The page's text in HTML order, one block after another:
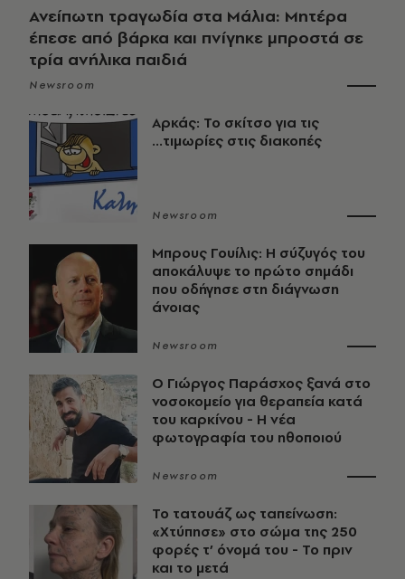
Ανείπωτη τραγωδία στα Μάλια: Μητέρα
έπεσε από βάρκα και πνίγηκε μπροστά σε
τρία ανήλικα παιδιά
Newsroom
Αρκάς: Το σκίτσο για τις
...τιμωρίες στις διακοπές
Newsroom
Μπρους Γουίλις: Η σύζυγός του
αποκάλυψε το πρώτο σημάδι
που οδήγησε στη διάγνωση
άνοιας
Newsroom
O Γιώργος Παράσχος ξανά στο
νοσοκομείο για θεραπεία κατά
του καρκίνου - Η νέα
φωτογραφία του ηθοποιού
Newsroom
Το τατουάζ ως ταπείνωση:
«Χτύπησε» στο σώμα της 250
φορές τ’ όνομά του - Το πριν
και το μετά